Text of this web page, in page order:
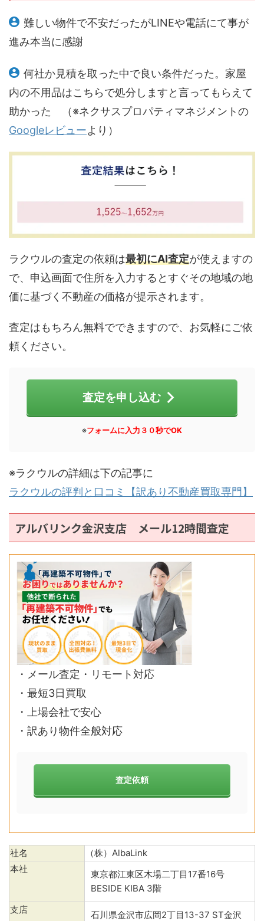
難しい物件で不安だったがLINEや電話にて事が
進み本当に感謝
何社か見積を取った中で良い条件だった。家屋
内の不用品はこちらで処分しますと言ってもらえて
助かった （※ネクサスプロパティマネジメントの
Googleレビューより）
ラクウルの査定の依頼は最初にAI査定が使えますの
で、申込画面で住所を入力するとすぐその地域の地
価に基づく不動産の価格が提示されます。
査定はもちろん無料でできますので、お気軽にご依
頼ください。
査定を申し込む
※フォームに入力３０秒でOK
※ラクウルの詳細は下の記事に
ラクウルの評判と口コミ【訳あり不動産買取専門】
アルバリンク金沢支店 メール12時間査定
・メール査定・リモート対応
・最短3日買取
・上場会社で安心
・訳あり物件全般対応
査定依頼
社名
（株）AlbaLink
本社
東京都江東区木場二丁目17番16号
BESIDE KIBA 3階
支店
石川県金沢市広岡2丁目13-37 ST金沢